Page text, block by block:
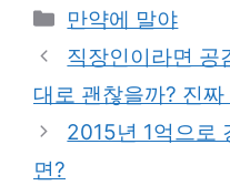
Categories
만약에 말야
직장인이라면 공
대로 괜찮을까? 진
2015년 1억으로
면?